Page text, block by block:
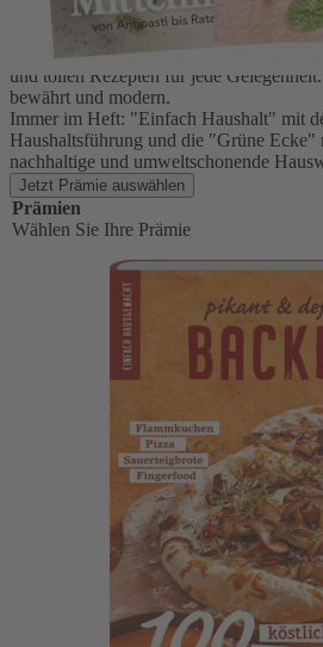
Worum geht es?
EINFACH HAUSGEMACHT ist das
gestaltete Magazin mit vielen
und tollen Rezepten für jede
bewährt und modern.
Immer im Heft: "Einfach Haushalt" mit
Haushaltsführung und die "Grüne Ecke"
nachhaltige und umweltschonende
Jetzt Prämie auswählen
Prämien
Wählen Sie Ihre Prämie